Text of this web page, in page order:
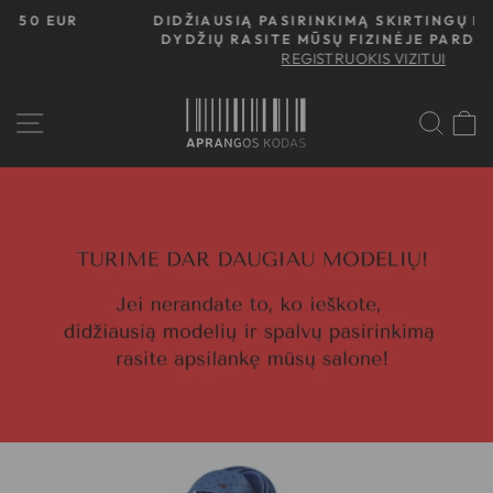
Atidaryti
Stabdyti
peržiūrą
DIDŽIAUSIĄ PASIRINKIMĄ SKIRTINGŲ MODELIŲ IR
DYDŽIŲ RASITE MŪSŲ FIZINĖJE PARDUOTUVĖJE
REGISTRUOKIS VIZITUI